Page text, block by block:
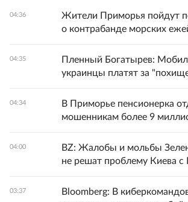
04:36
Жители Приморья пойдут
о контрабанде морских
04:35
Пленный Богатырев:
украинцы платят за
04:34
В Приморье пенсионерка
мошенникам более 9
04:00
BZ: Жалобы и мольбы
не решат проблему Киева
03:37
Bloomberg: В